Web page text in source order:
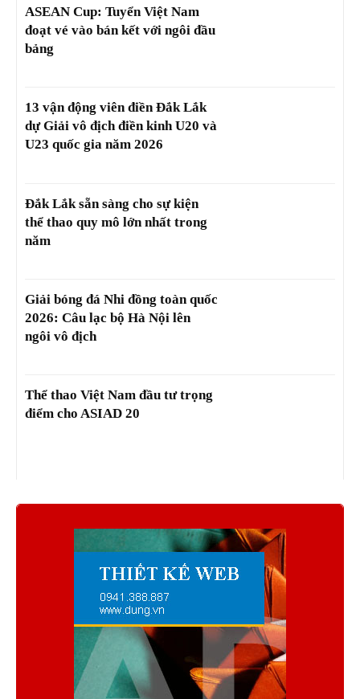
ASEAN Cup: Tuyển Việt Nam
đoạt vé vào bán kết với ngôi đầu
bảng
13 vận động viên điền Đắk Lắk
dự Giải vô địch điền kinh U20 và
U23 quốc gia năm 2026
Đắk Lắk sẵn sàng cho sự kiện
thể thao quy mô lớn nhất trong
năm
Giải bóng đá Nhi đồng toàn quốc
2026: Câu lạc bộ Hà Nội lên
ngôi vô địch
Thể thao Việt Nam đầu tư trọng
điểm cho ASIAD 20